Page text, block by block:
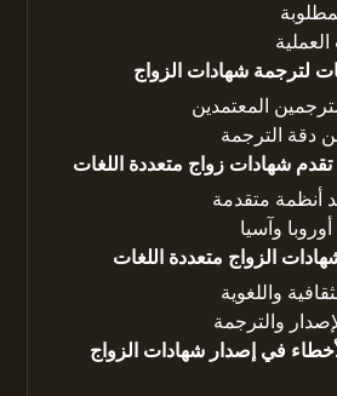
لترجمة شهادات الزواج
المعتمدين
دقة الترجمة
تقدم شهادات زواج متعددة اللغات
أنظمة متقدمة
وآسيا
الزواج متعددة اللغات
واللغوية
والترجمة
في إصدار شهادات الزواج